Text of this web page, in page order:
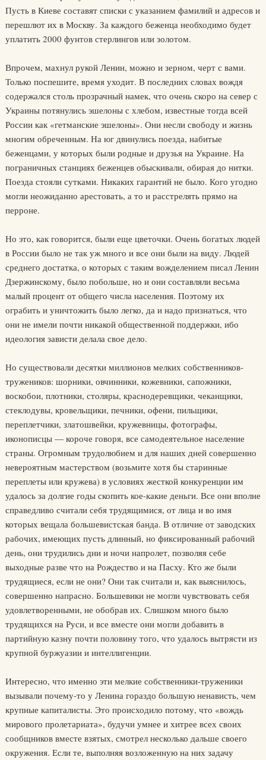
Пусть в Киеве составят списки с указанием фамилий и адресов и
перешлют их в Москву. За каждого беженца необходимо будет
уплатить 2000 фунтов стерлингов или золотом.
Впрочем, махнул рукой Ленин, можно и зерном, черт с вами.
Только поспешите, время уходит. В последних словах вождя
содержался столь прозрачный намек, что очень скоро на север с
Украины потянулись эшелоны с хлебом, известные тогда всей
России как «гетманские эшелоны». Они несли свободу и жизнь
многим обреченным. На юг двинулись поезда, набитые
беженцами, у которых были родные и друзья на Украине. На
пограничных станциях беженцев обыскивали, обирая до нитки.
Поезда стояли сутками. Никаких гарантий не было. Кого угодно
могли неожиданно арестовать, а то и расстрелять прямо на
перроне.
Но это, как говорится, были еще цветочки. Очень богатых людей
в России было не так уж много и все они были на виду. Людей
среднего достатка, о которых с таким вожделением писал Ленин
Дзержинскому, было побольше, но и они составляли весьма
малый процент от общего числа населения. Поэтому их
ограбить и уничтожить было легко, да и надо признаться, что
они не имели почти никакой общественной поддержки, ибо
идеология зависти делала свое дело.
Но существовали десятки миллионов мелких собственников-
тружеников: шорники, овчинники, кожевники, сапожники,
воскобои, плотники, столяры, краснодеревщики, чеканщики,
стеклодувы, кровельщики, печники, офени, пильщики,
переплетчики, златошвейки, кружевницы, фотографы,
иконописцы — короче говоря, все самодеятельное население
страны. Огромным трудолюбием и для наших дней совершенно
невероятным мастерством (возьмите хотя бы старинные
переплеты или кружева) в условиях жесткой конкуренции им
удалось за долгие годы скопить кое-какие деньги. Все они вполне
справедливо считали себя трудящимися, от лица и во имя
которых вещала большевистская банда. В отличие от заводских
рабочих, имеющих пусть длинный, но фиксированный рабочий
день, они трудились дни и ночи напролет, позволяя себе
выходные разве что на Рождество и на Пасху. Кто же были
трудящиеся, если не они? Они так считали и, как выяснилось,
совершенно напрасно. Большевики не могли чувствовать себя
удовлетворенными, не обобрав их. Слишком много было
трудящихся на Руси, и все вместе они могли добавить в
партийную казну почти половину того, что удалось вытрясти из
крупной буржуазии и интеллигенции.
Интересно, что именно эти мелкие собственники-труженики
вызывали почему-то у Ленина гораздо большую ненависть, чем
крупные капиталисты. Это происходило потому, что «вождь
мирового пролетариата», будучи умнее и хитрее всех своих
сообщников вместе взятых, смотрел несколько дальше своего
окружения. Если те, выполняя возложенную на них задачу